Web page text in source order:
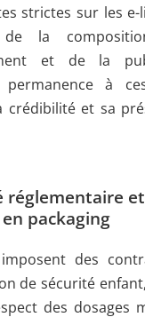
strictes sur les
la
et de la
permanence à
crédibilité et sa
réglementaire et
packaging
des
de sécurité
des dosages